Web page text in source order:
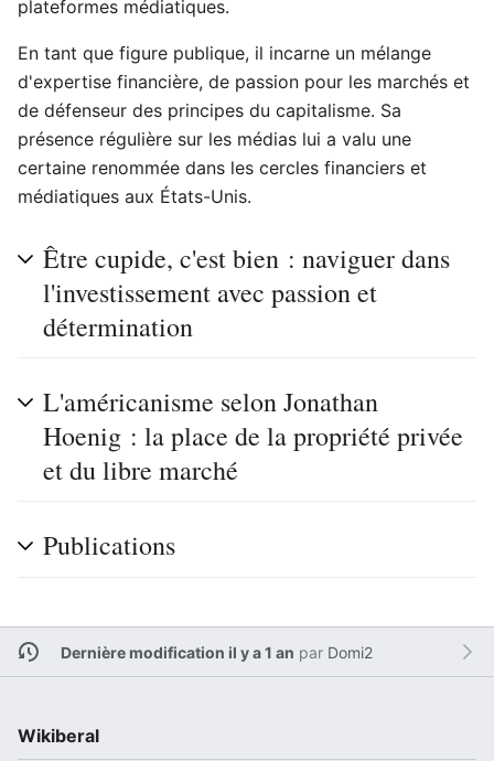
plateformes médiatiques.
En tant que figure publique, il incarne un mélange
d'expertise financière, de passion pour les marchés et
de défenseur des principes du capitalisme. Sa
présence régulière sur les médias lui a valu une
certaine renommée dans les cercles financiers et
médiatiques aux États-Unis.
Être cupide, c'est bien : naviguer dans
l'investissement avec passion et
détermination
L'américanisme selon Jonathan
Hoenig : la place de la propriété privée
et du libre marché
Publications
Dernière modification il y a 1 an par Domi2
Wikiberal